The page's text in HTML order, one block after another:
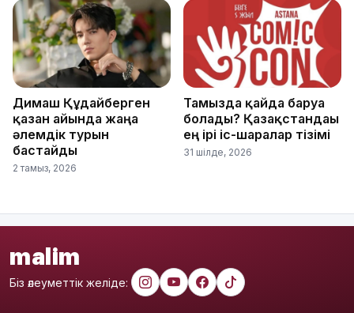
Димаш Құдайберген
қазан айында жаңа
әлемдік турын
бастайды
2 тамыз, 2026
Тамызда қайда баруға
болады? Қазақстандағы
ең ірі іс-шаралар тізімі
31 шілде, 2026
malim
Біз әлеуметтік желіде: